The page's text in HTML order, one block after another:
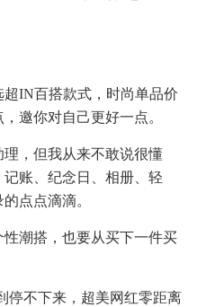
超IN百搭款式，时尚单品价
邀你对自己更好一点。
理，但我从来不敢说很懂
账、纪念日、相册、轻
点点滴滴。
性潮搭，也要从买下一件买
停不下来，超美网红零距离